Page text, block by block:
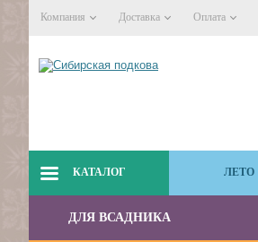
Компания Доставка Оплата
КАТАЛОГ ЛЕТО
ДЛЯ ВСАДНИКА